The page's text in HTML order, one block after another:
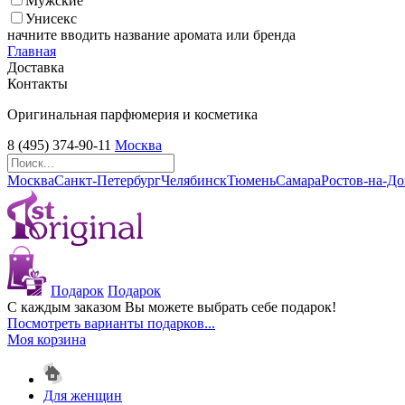
Унисекс
начните вводить название аромата или бренда
Главная
Доставка
Контакты
Оригинальная парфюмерия и косметика
8 (495) 374-90-11 Москва
МоскваСанкт-ПетербургЧелябинскТюменьСамараРостов-на-
Подарок Подарок
С каждым заказом Вы можете выбрать себе подарок!
Посмотреть варианты подарков...
Моя корзина
Для женщин